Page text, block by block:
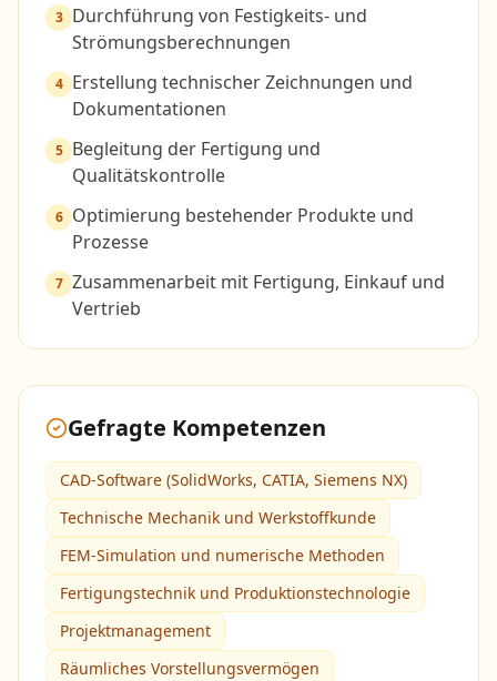
3 Durchführung von Festigkeits- und
Strömungsberechnungen
4 Erstellung technischer Zeichnungen und
Dokumentationen
5 Begleitung der Fertigung und
Qualitätskontrolle
6 Optimierung bestehender Produkte und
Prozesse
7 Zusammenarbeit mit Fertigung, Einkauf und
Vertrieb
Gefragte Kompetenzen
CAD-Software (SolidWorks, CATIA, Siemens NX)
Technische Mechanik und Werkstoffkunde
FEM-Simulation und numerische Methoden
Fertigungstechnik und Produktionstechnologie
Projektmanagement
Räumliches Vorstellungsvermögen